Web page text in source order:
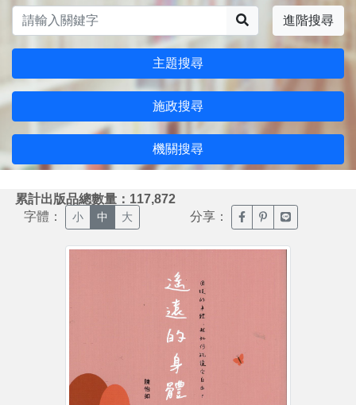
進階搜尋
主題搜尋
施政搜尋
機關搜尋
累計出版品總數量：117,872
字體： 小 中 大 分享： 臉書分享(另開新視窗)
噗浪分享(另開新
Line分享(另